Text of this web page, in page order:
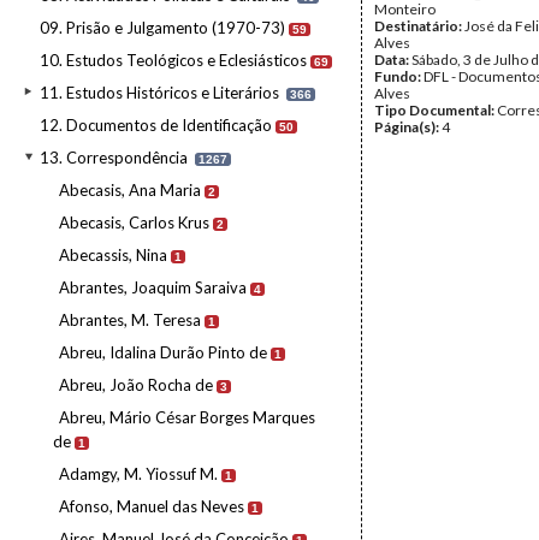
09. Prisão e Julgamento (1970-73) 59
10. Estudos Teológicos e Eclesiásticos 69
11. Estudos Históricos e Literários 366
12. Documentos de Identificação 50
13. Correspondência 1267
Abecasis, Ana Maria 2
Abecasis, Carlos Krus 2
Abecassis, Nina 1
Abrantes, Joaquim Saraiva 4
Abrantes, M. Teresa 1
Abreu, Idalina Durão Pinto de 1
Abreu, João Rocha de 3
Abreu, Mário César Borges Marques
de 1
Adamgy, M. Yiossuf M. 1
Afonso, Manuel das Neves 1
Monteiro
Destinatário:José da
Alves
Data:Sábado, 3 de Julho
Fundo:DFL -
Alves
Tipo Documental:
Página(s):4